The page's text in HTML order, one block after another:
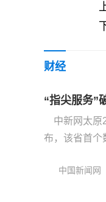
财经
“指尖服务”
中新网太原
布，该省首个
中国新闻网